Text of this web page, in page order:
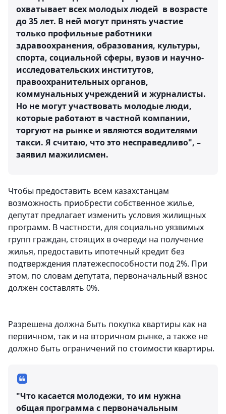
охватывает всех молодых людей в возрасте
до 35 лет. В ней могут принять участие
только профильные работники
здравоохранения, образования, культуры,
спорта, социальной сферы, вузов и научно-
исследовательских институтов,
правоохранительных органов,
коммунальных учреждений и журналисты.
Но не могут участвовать молодые люди,
которые работают в частной компании,
торгуют на рынке и являются водителями
такси. Я считаю, что это несправедливо", –
заявил мажилисмен.
Чтобы предоставить всем казахстанцам
возможность приобрести собственное жилье,
депутат предлагает изменить условия жилищных
программ. В частности, для социально уязвимых
групп граждан, стоящих в очереди на получение
жилья, предоставить ипотечный кредит без
подтверждения платежеспособности под 2%. При
этом, по словам депутата, первоначальный взнос
должен составлять 0%.
Разрешена должна быть покупка квартиры как на
первичном, так и на вторичном рынке, а также не
должно быть ограничений по стоимости квартиры.
"Что касается молодежи, то им нужна
общая программа с первоначальным